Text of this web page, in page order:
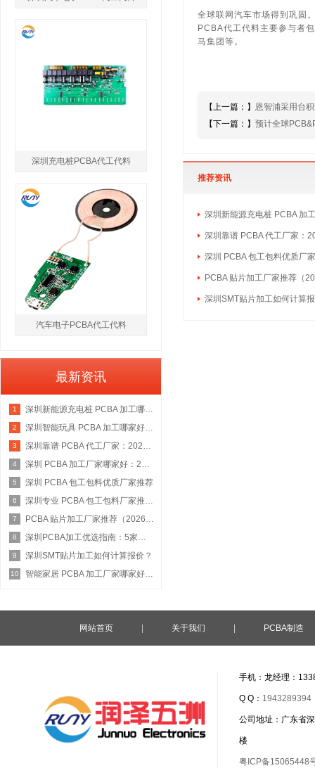
全球联网汽车市场得到巩固
PCBA代工代料主要参与者
马集团等。
【上一篇：】 恩智浦采用台
【下一篇：】 预计全球
推荐资讯
深圳新能源充电桩 PCBA 加
深圳靠谱 PCBA 代工厂家：
深圳 PCBA 包工包料优质厂
PCBA 贴片加工厂家推荐（
深圳SMT贴片加工如何计算
深圳充电桩PCBA代工代料
汽车电子PCBA代工代料
最新资讯
1 深圳新能源充电桩 PCBA 加工哪家好：2026 权威选型指南
2 深圳智能玩具 PCBA 加工哪家好：2026 权威选型指南
3 深圳靠谱 PCBA 代工厂家：2026 年权威选型指南
4 深圳 PCBA 加工厂家哪家好：2026 权威选型指南
5 深圳 PCBA 包工包料优质厂家推荐
6 深圳专业 PCBA 包工包料厂家推荐：2026 年权威选型指南
7 PCBA 贴片加工厂家推荐（2026 权威指南）
8 深圳PCBA加工优选指南：5家具备IATF 16949资质的源头工厂深度盘点
9 深圳SMT贴片加工如何计算报价？
10 智能家居 PCBA 加工厂家哪家好：2026 权威选型指南
网站首页 关于我们 PCBA制造
手机：龙经理：
Q Q： 1943289394
公司地址：广东省
楼
粤ICP备15065448